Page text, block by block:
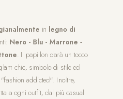
in legno di
Nero - Blu - Marrone -
. Il papillon darà un tocco
chic, simbolo di stile ed
addicted"! Inoltre,
a ogni outfit, dal più casual